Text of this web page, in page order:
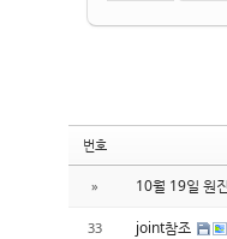
번호
» 10월 19일 원
33 joint참조